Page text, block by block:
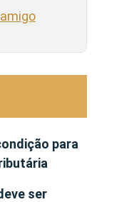
para
ser